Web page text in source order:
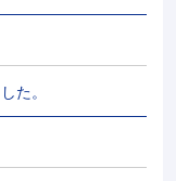
た。